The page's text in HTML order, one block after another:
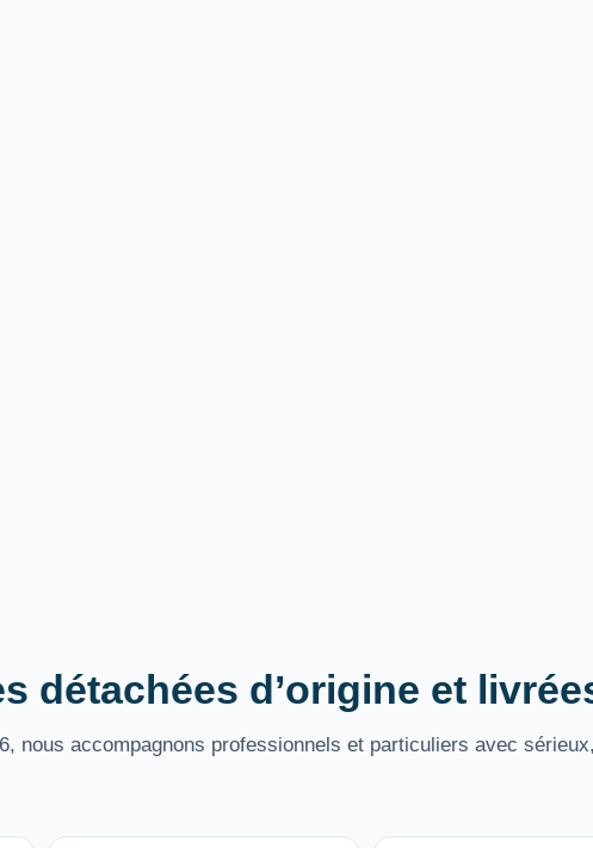
détachées d’origine et
nous accompagnons professionnels et particuliers avec